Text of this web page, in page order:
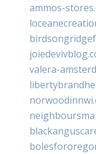
ammos-
valera-